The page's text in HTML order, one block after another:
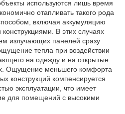
используются лишь время
отапливать такого рода
включая аккумуляцию
В этих случаях
излучающих панелей сразу
тепла при воздействии
на одежду и на открытые
Ощущение меньшего комфорта
конструкций компенсируется
эксплуатации, что имеет
для помещений с высокими